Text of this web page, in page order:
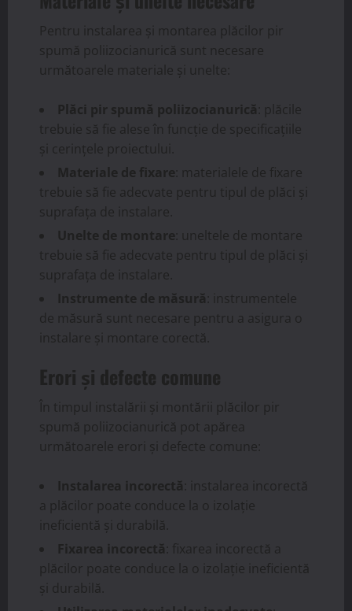
Pentru instalarea și montarea plăcilor pir
spumă poliizocianurică sunt necesare
următoarele materiale și unelte:
Plăci pir spumă poliizocianurică : plăcile
trebuie să fie alese în funcție de specificațiile
și cerințele proiectului.
Materiale de fixare : materialele de fixare
trebuie să fie adecvate pentru tipul de plăci și
suprafața de instalare.
Unelte de montare : uneltele de montare
trebuie să fie adecvate pentru tipul de plăci și
suprafața de instalare.
Instrumente de măsură : instrumentele
de măsură sunt necesare pentru a asigura o
instalare și montare corectă.
Erori și defecte comune
În timpul instalării și montării plăcilor pir
spumă poliizocianurică pot apărea
următoarele erori și defecte comune:
Instalarea incorectă : instalarea incorectă
a plăcilor poate conduce la o izolație
ineficientă și durabilă.
Fixarea incorectă : fixarea incorectă a
plăcilor poate conduce la o izolație ineficientă
și durabilă.